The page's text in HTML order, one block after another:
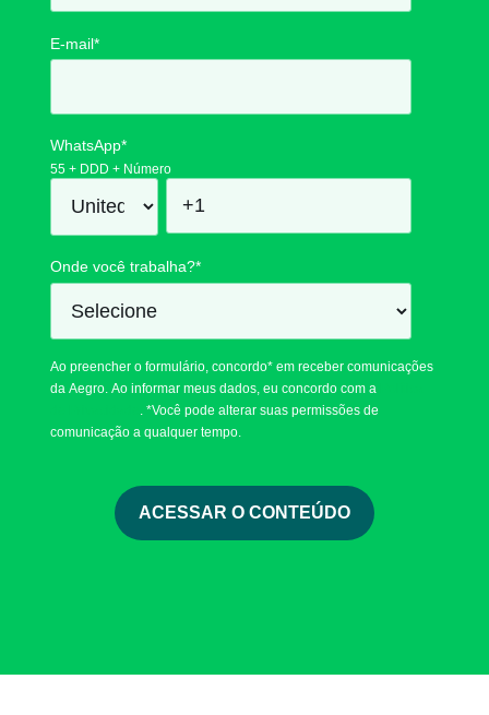
E-mail*
WhatsApp*
55 + DDD + Número
Onde você trabalha?*
Ao preencher o formulário, concordo* em receber comunicações
da Aegro. Ao informar meus dados, eu concordo com a
. *Você pode alterar suas permissões de
comunicação a qualquer tempo.